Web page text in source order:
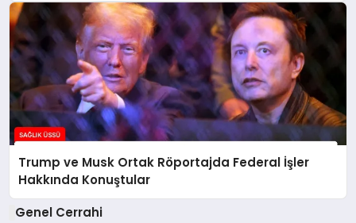
Trump ve Musk Ortak Röportajda Federal İşler
Hakkında Konuştular
Genel Cerrahi